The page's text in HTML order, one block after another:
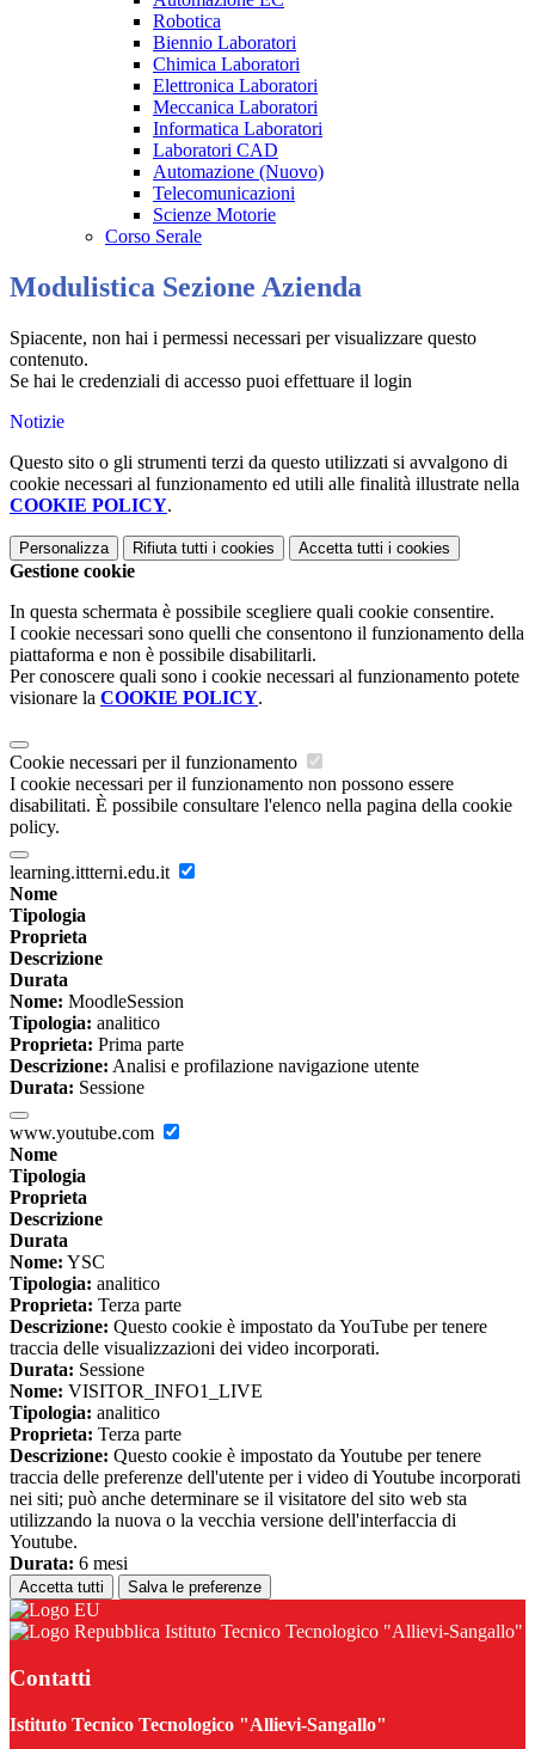
Robotica
Biennio Laboratori
Chimica Laboratori
Elettronica Laboratori
Meccanica Laboratori
Informatica Laboratori
Laboratori CAD
Automazione (Nuovo)
Telecomunicazioni
Scienze Motorie
Corso Serale
Modulistica Sezione Azienda
Spiacente, non hai i permessi necessari per visualizzare questo
contenuto.
Se hai le credenziali di accesso puoi effettuare il login
Notizie
Questo sito o gli strumenti terzi da questo utilizzati si avvalgono di
cookie necessari al funzionamento ed utili alle finalità illustrate nella
COOKIE POLICY.
Personalizza Rifiuta tutti i cookies Accetta tutti i cookies
Gestione cookie
In questa schermata è possibile scegliere quali cookie consentire.
I cookie necessari sono quelli che consentono il funzionamento della
piattaforma e non è possibile disabilitarli.
Per conoscere quali sono i cookie necessari al funzionamento potete
visionare la COOKIE POLICY.
Cookie necessari per il funzionamento
I cookie necessari per il funzionamento non possono essere
disabilitati. È possibile consultare l'elenco nella pagina della cookie
policy.
learning.ittterni.edu.it
Nome
Tipologia
Proprieta
Descrizione
Durata
Nome: MoodleSession
Tipologia: analitico
Proprieta: Prima parte
Descrizione: Analisi e profilazione navigazione utente
Durata: Sessione
www.youtube.com
Nome
Tipologia
Proprieta
Descrizione
Durata
Nome: YSC
Tipologia: analitico
Proprieta: Terza parte
Descrizione: Questo cookie è impostato da YouTube per tenere
traccia delle visualizzazioni dei video incorporati.
Durata: Sessione
Nome: VISITOR_INFO1_LIVE
Tipologia: analitico
Proprieta: Terza parte
Descrizione: Questo cookie è impostato da Youtube per tenere
traccia delle preferenze dell'utente per i video di Youtube incorporati
nei siti; può anche determinare se il visitatore del sito web sta
utilizzando la nuova o la vecchia versione dell'interfaccia di
Youtube.
Durata: 6 mesi
Accetta tutti Salva le preferenze
Istituto Tecnico Tecnologico "Allievi-Sangallo"
Contatti
Istituto Tecnico Tecnologico "Allievi-Sangallo"